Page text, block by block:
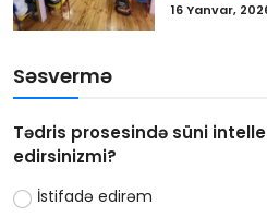
16 Yanvar,
Səsvermə
Tədris prosesində süni
edirsinizmi?
İstifadə edirəm